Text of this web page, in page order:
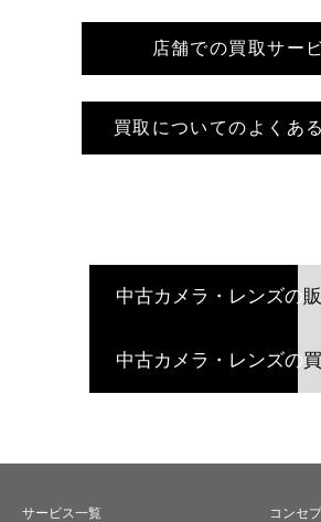
店舗での買取サー
買取についてのよくあ
中古カメラ・レンズの
中古カメラ・レンズの
サービス一覧
コンセ